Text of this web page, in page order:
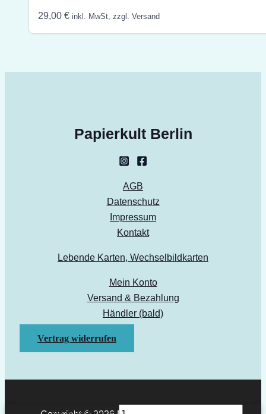
29,00 € inkl. MwSt, zzgl. Versand
Papierkult Berlin
AGB
Datenschutz
Impressum
Kontakt
Lebende Karten, Wechselbildkarten
Mein Konto
Versand & Bezahlung
Händler (bald)
Vertrag widerrufen